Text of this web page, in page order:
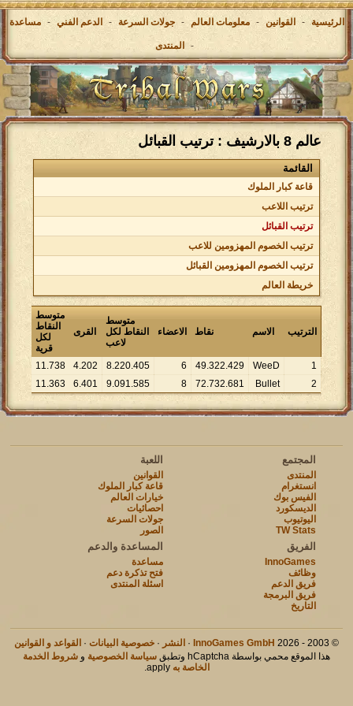
الرئيسية - القوانين - معلومات العالم - جولات السرعة - الدعم الفني - مساعدة
- المنتدى
عالم 8 بالارشيف : ترتيب القبائل
القائمة
قاعة كبار الملوك
ترتيب اللاعب
ترتيب القبائل
ترتيب الخصوم المهزومين للاعب
ترتيب الخصوم المهزومين القبائل
خريطة العالم
الترتيب الاسم نقاط الاعضاء
متوسط
النقاط لكل
لاعب
القرى
متوسط
النقاط
لكل
قرية
1
WeeD
49.322.429
6
8.220.405
4.202
11.738
2
Bullet
72.732.681
8
9.091.585
6.401
11.363
اللعبة
القوانين
قاعة كبار الملوك
خيارات العالم
احصائيات
جولات السرعة
الصور
المجتمع
المنتدى
انستغرام
الفيس بوك
الديسكورد
اليوتيوب
TW Stats
المساعدة والدعم
مساعدة
فتح تذكرة دعم
اسئلة المنتدى
الفريق
InnoGames
وظائف
فريق الدعم
فريق البرمجة
التاريخ
© 2003 - 2026
InnoGames GmbH
· النشر · خصوصية البيانات · القواعد و القوانين
هذا الموقع محمي بواسطة hCaptcha وتطبق
سياسة الخصوصية و شروط الخدمة
الخاصة به apply.